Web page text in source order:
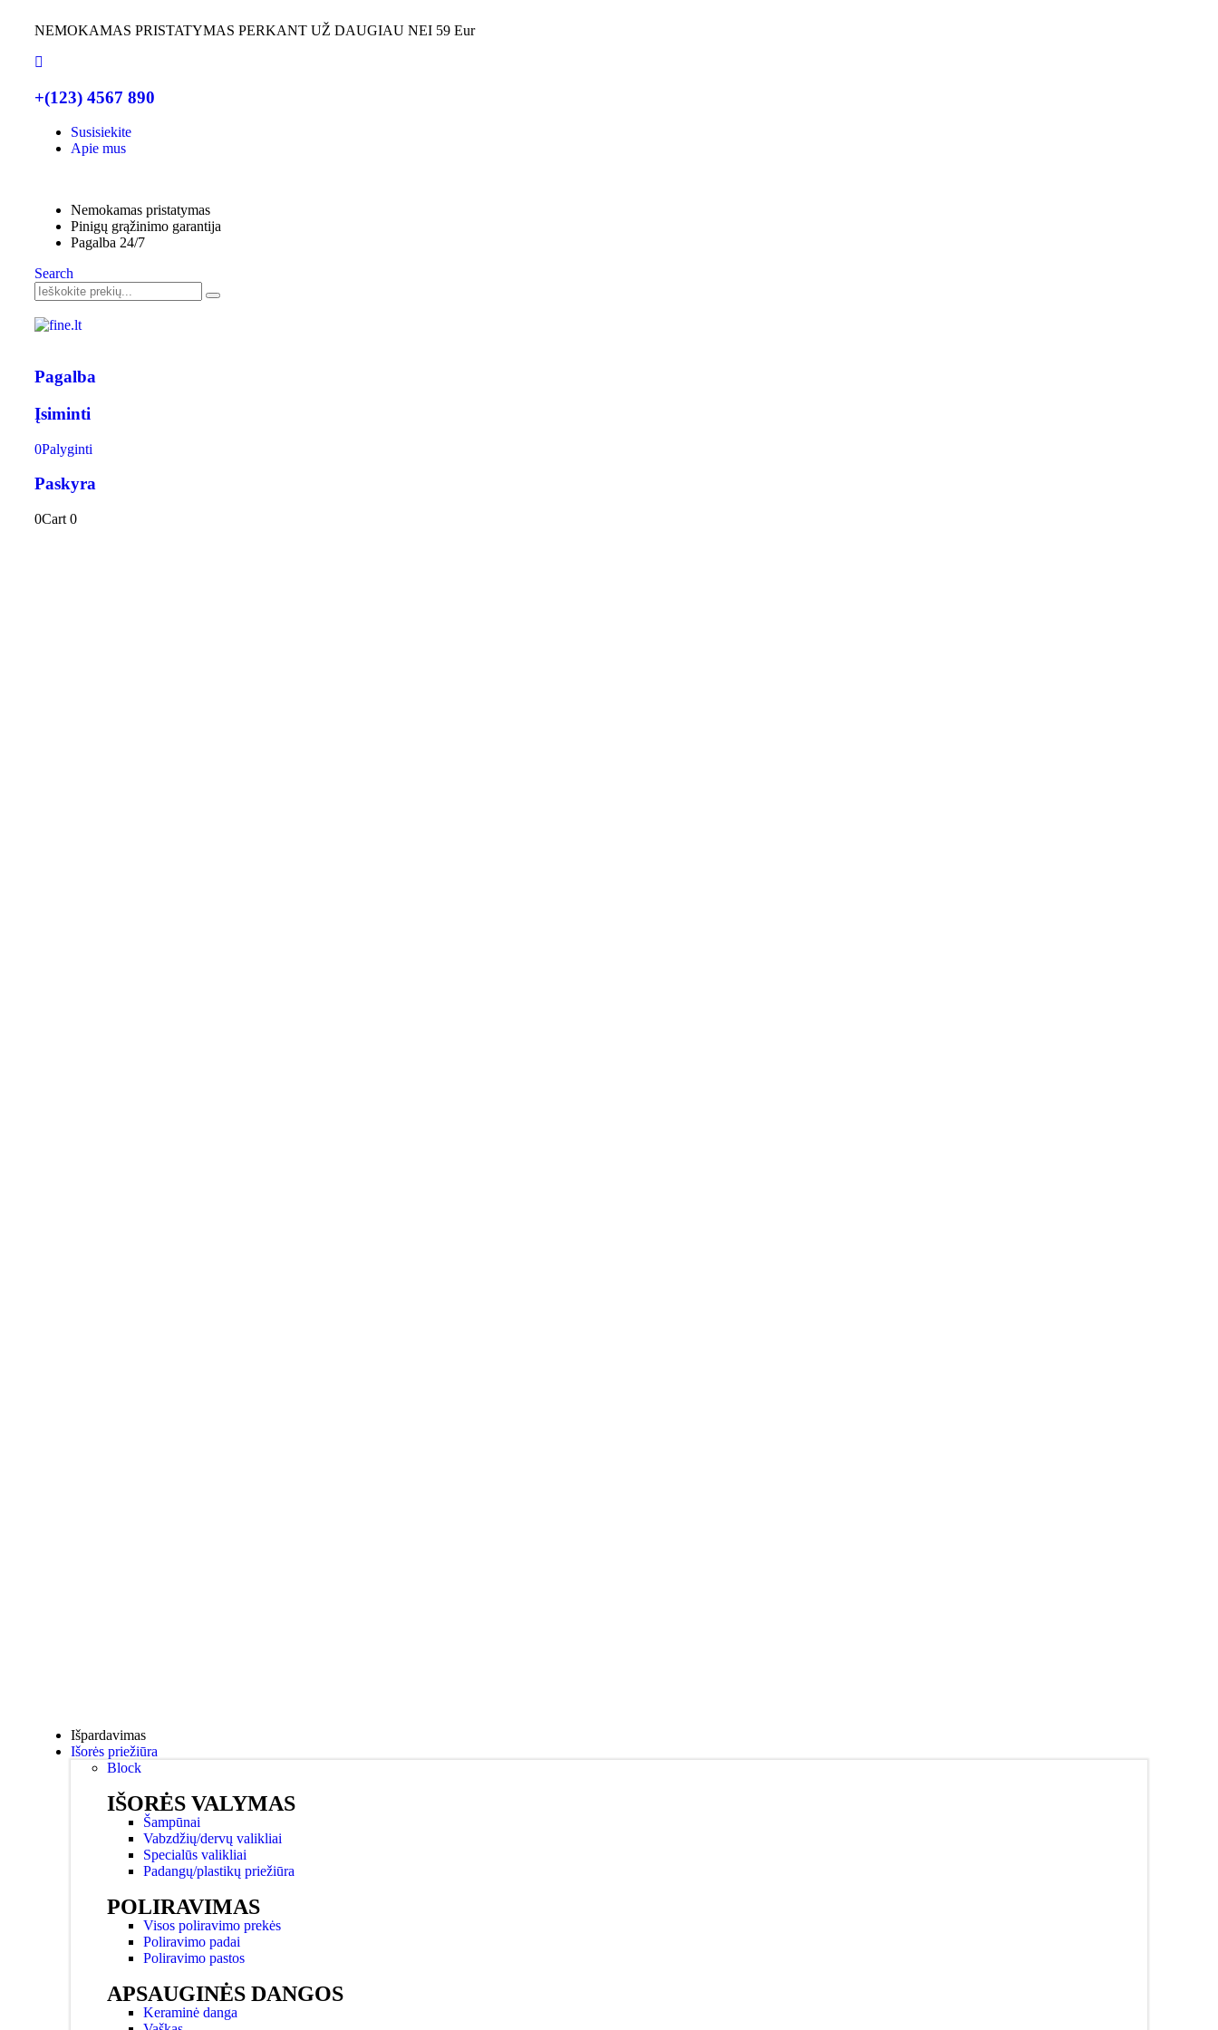
NEMOKAMAS PRISTATYMAS PERKANT UŽ DAUGIAU NEI 59 Eur
+(123) 4567 890
Susisiekite
Apie mus
Nemokamas pristatymas
Pinigų grąžinimo garantija
Pagalba 24/7
Search
Pagalba
Įsiminti
0Palyginti
Paskyra
0Cart 0
Išpardavimas
Išorės priežiūra
Block
IŠORĖS VALYMAS
Šampūnai
Vabzdžių/dervų valikliai
Specialūs valikliai
Padangų/plastikų priežiūra
POLIRAVIMAS
Visos poliravimo prekės
Poliravimo padai
Poliravimo pastos
APSAUGINĖS DANGOS
Keraminė danga